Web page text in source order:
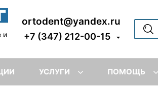
и
ortodent@yandex.ru
+7 (347) 212-00-15
УСЛУГИ ПОМОЩЬ